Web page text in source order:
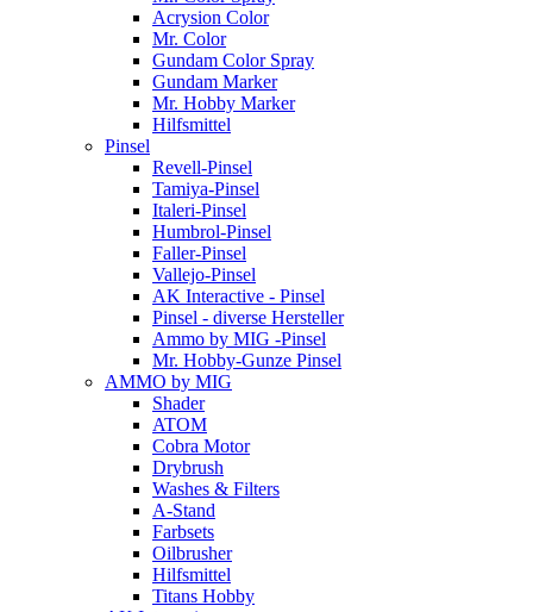
Acrysion Color
Mr. Color
Gundam Color Spray
Gundam Marker
Mr. Hobby Marker
Hilfsmittel
Pinsel
Revell-Pinsel
Tamiya-Pinsel
Italeri-Pinsel
Humbrol-Pinsel
Faller-Pinsel
Vallejo-Pinsel
AK Interactive - Pinsel
Pinsel - diverse Hersteller
Ammo by MIG -Pinsel
Mr. Hobby-Gunze Pinsel
AMMO by MIG
Shader
ATOM
Cobra Motor
Drybrush
Washes & Filters
A-Stand
Farbsets
Oilbrusher
Hilfsmittel
Titans Hobby